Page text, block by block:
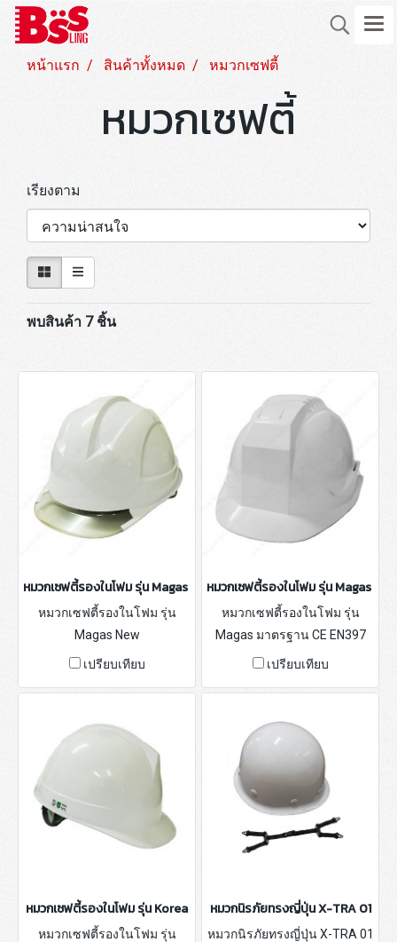
หน้าแรก สินค้าทั้งหมด หมวกเซฟตี้
หมวกเซฟตี้
เรียงตาม
พบสินค้า 7 ชิ้น
หมวกเซฟตี้รองในโฟม รุ่น Magas New
หมวกเซฟตี้รองในโฟม รุ่น
Magas New
เปรียบเทียบ
หมวกเซฟตี้รองในโฟม รุ่น Magas II
หมวกเซฟตี้รองในโฟม รุ่น
Magas มาตรฐาน CE EN397
เปรียบเทียบ
หมวกเซฟตี้รองในโฟม รุ่น Korea
หมวกเซฟตี้รองในโฟม รุ่น
หมวกนิรภัยทรงญี่ปุ่น X-TRA 01
หมวกนิรภัยทรงญี่ปุ่น X-TRA 01